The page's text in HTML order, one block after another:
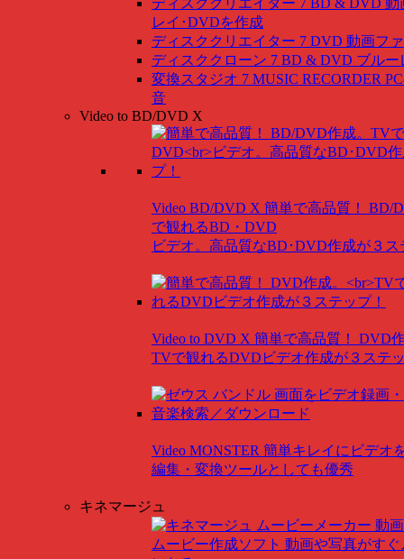
レイ･DVDを作成
ディスククリエイター 7 DVD 動画フ
ディスククローン 7 BD & DVD ブルー
変換スタジオ 7 MUSIC RECORDER
音
Video to BD/DVD X
Video BD/DVD X 簡単で高品質！ BD/
で観れるBD・DVD
ビデオ。高品質なBD･DVD作成が３ス
Video to DVD X 簡単で高品質！ DVD
TVで観れるDVDビデオ作成が３ステ
Video MONSTER 簡単キレイにビデオ
編集・変換ツールとしても優秀
キネマージュ